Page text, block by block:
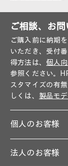
ご相談、お
ご購入前に納期
いただき、受付
得方法は、 個人
参照ください。
スタマイズの有
しくは、 製品モ
個人のお客様
法人のお客様